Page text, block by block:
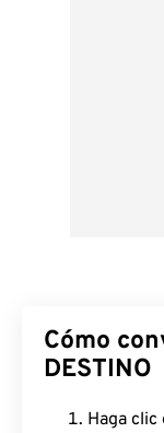
Cómo
DESTINO
Haga clic